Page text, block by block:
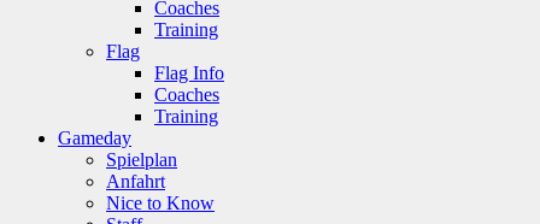
Coaches
Training
Flag
Flag Info
Coaches
Training
Gameday
Spielplan
Anfahrt
Nice to Know